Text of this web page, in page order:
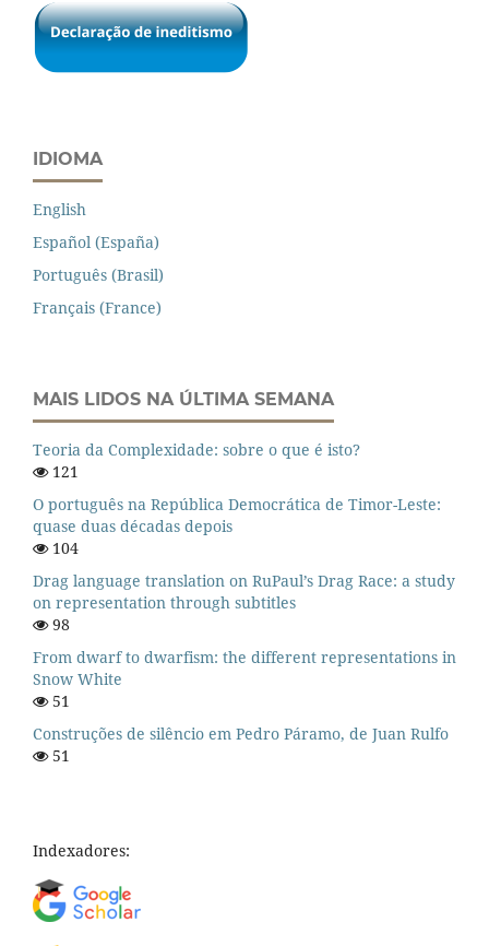
IDIOMA
English
Español (España)
Português (Brasil)
Français (France)
MAIS LIDOS NA ÚLTIMA SEMANA
Teoria da Complexidade: sobre o que é isto?
121
O português na República Democrática de Timor-Leste:
quase duas décadas depois
104
Drag language translation on RuPaul’s Drag Race: a study
on representation through subtitles
98
From dwarf to dwarfism: the different representations in
Snow White
51
Construções de silêncio em Pedro Páramo, de Juan Rulfo
51
Indexadores: